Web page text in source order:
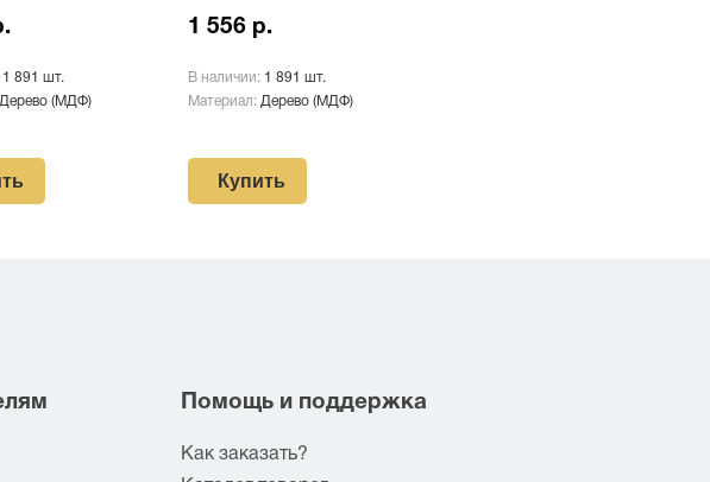
1 891 шт.
Дерево (МДФ)
1 556 р.
В наличии: 1 891 шт.
Материал: Дерево (МДФ)
Купить
Помощь и поддержка
Как заказать?